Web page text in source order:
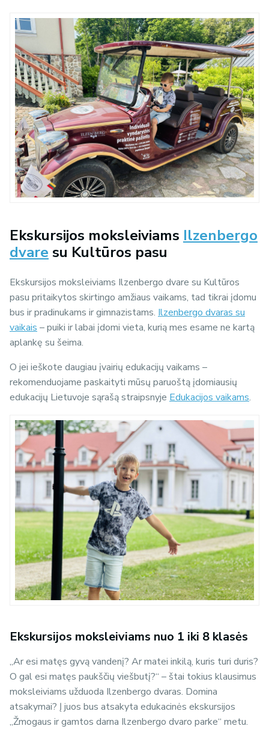
Ekskursijos moksleiviams Ilzenbergo
dvare su Kultūros pasu
Ekskursijos moksleiviams Ilzenbergo dvare su Kultūros
pasu pritaikytos skirtingo amžiaus vaikams, tad tikrai įdomu
bus ir pradinukams ir gimnazistams. Ilzenbergo dvaras su
vaikais – puiki ir labai įdomi vieta, kurią mes esame ne kartą
aplankę su šeima.
O jei ieškote daugiau įvairių edukacijų vaikams –
rekomenduojame paskaityti mūsų paruoštą įdomiausių
edukacijų Lietuvoje sąrašą straipsnyje Edukacijos vaikams.
Ekskursijos moksleiviams nuo 1 iki 8 klasės
„Ar esi matęs gyvą vandenį? Ar matei inkilą, kuris turi duris?
O gal esi matęs paukščių viešbutį?“ – štai tokius klausimus
moksleiviams užduoda Ilzenbergo dvaras. Domina
atsakymai? Į juos bus atsakyta edukacinės ekskursijos
„Žmogaus ir gamtos darna Ilzenbergo dvaro parke“ metu.